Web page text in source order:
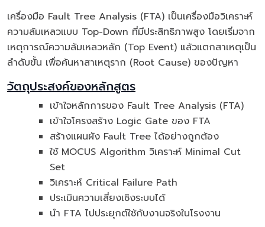
เครื่องมือ Fault Tree Analysis (FTA) เป็นเครื่องมือวิเคราะห์
ความล้มเหลวแบบ Top-Down ที่มีประสิทธิภาพสูง โดยเริ่มจาก
เหตุการณ์ความล้มเหลวหลัก (Top Event) แล้วแตกสาเหตุเป็น
ลำดับขั้น เพื่อค้นหาสาเหตุราก (Root Cause) ของปัญหา
วัตถุประสงค์ของหลักสูตร
เข้าใจหลักการของ Fault Tree Analysis (FTA)
เข้าใจโครงสร้าง Logic Gate ของ FTA
สร้างแผนผัง Fault Tree ได้อย่างถูกต้อง
ใช้ MOCUS Algorithm วิเคราะห์ Minimal Cut
Set
วิเคราะห์ Critical Failure Path
ประเมินความเสี่ยงเชิงระบบได้
นำ FTA ไปประยุกต์ใช้กับงานจริงในโรงงาน